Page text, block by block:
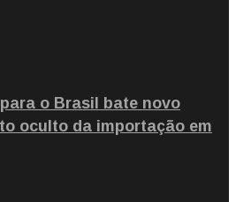
o Brasil bate novo
oculto da importação em